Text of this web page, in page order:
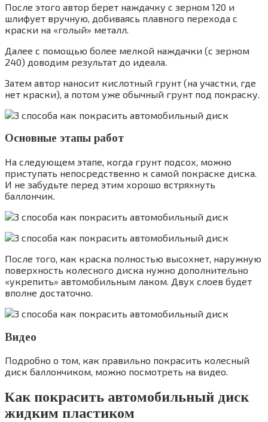
После этого автор берет наждачку с зерном 120 и
шлифует вручную, добиваясь плавного перехода с
краски на «голый» металл.
Далее с помощью более мелкой наждачки (с зерном
240) доводим результат до идеала.
Затем автор наносит кислотный грунт (на участки, где
нет краски), а потом уже обычный грунт под покраску.
Основные этапы работ
На следующем этапе, когда грунт подсох, можно
приступать непосредственно к самой покраске диска.
И не забудьте перед этим хорошо встряхнуть
баллончик.
После того, как краска полностью высохнет, наружную
поверхность колесного диска нужно дополнительно
«укрепить» автомобильным лаком. Двух слоев будет
вполне достаточно.
Видео
Подробно о том, как правильно покрасить колесный
диск баллончиком, можно посмотреть на видео.
Как покрасить автомобильный диск
жидким пластиком